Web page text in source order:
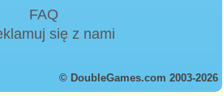
FAQ
się z nami
© DoubleGames.com 2003-2026